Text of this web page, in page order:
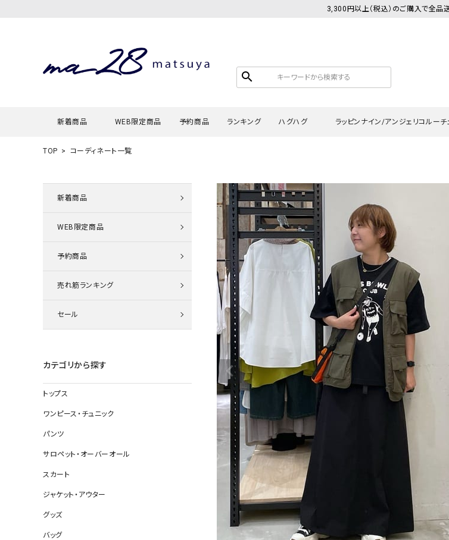
3,300円以上（税込）のご購入で全品
search
新着商品 WEB限定商品 予約商品 ランキング ハグハグ
タンクトップ・キャミソール
カーディガン・ベスト
シャツ・ブラウス
スウェット・パーカー
ニット
その他のパンツ
デニムパンツ
ロング・マキシ丈
その他スカート
ジャケット
コート
すべて見る
バッグ
靴
帽子
ソックス
ラッピンナイン/アンジェリコルーチ
シャツ・ブラウス
カーディガン
ベスト
タンクトップ・キャミソール
デニムパンツ
その他のパンツ
コート
その他アウター ア
ソ
TOP コーディネート一覧
新着商品
WEB限定商品
予約商品
売れ筋ランキング
セール
カテゴリから探す
トップス
ワンピース・チュニック
パンツ
サロペット・オーバーオール
スカート
ジャケット・アウター
グッズ
バッグ